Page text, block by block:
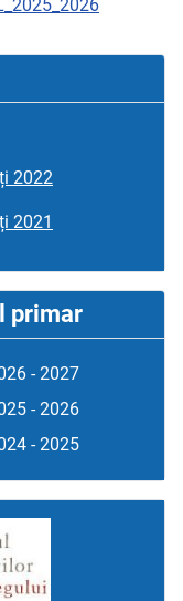
2022
2021
primar
- 2027
- 2026
- 2025